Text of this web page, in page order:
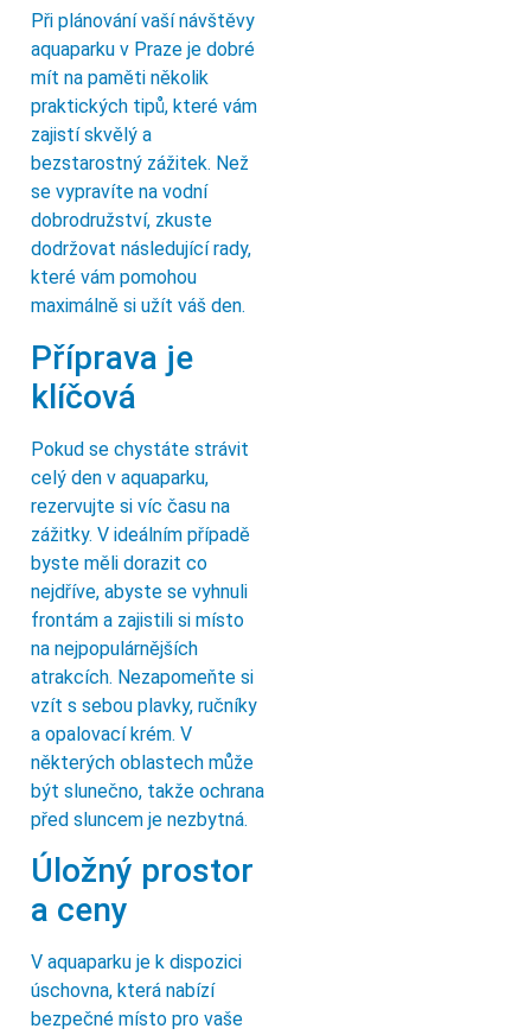
Při plánování vaší návštěvy
aquaparku v Praze je dobré
mít na paměti několik
praktických tipů, které vám
zajistí skvělý a
bezstarostný zážitek. Než
se vypravíte na vodní
dobrodružství, zkuste
dodržovat následující rady,
které vám pomohou
maximálně si užít váš den.
Příprava je
klíčová
Pokud se chystáte strávit
celý den v aquaparku,
rezervujte si víc času na
zážitky. V ideálním případě
byste měli dorazit co
nejdříve, abyste se vyhnuli
frontám a zajistili si místo
na nejpopulárnějších
atrakcích. Nezapomeňte si
vzít s sebou plavky, ručníky
a opalovací krém. V
některých oblastech může
být slunečno, takže ochrana
před sluncem je nezbytná.
Úložný prostor
a ceny
V aquaparku je k dispozici
úschovna, která nabízí
bezpečné místo pro vaše